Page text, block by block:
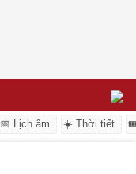
📅 Lịch âm ☀️ Thời tiết